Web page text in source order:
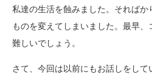
私達の生活を蝕みました。それば
ものを変えてしまいました。最早
難しいでしょう。
さて、今回は以前にもお話しをし